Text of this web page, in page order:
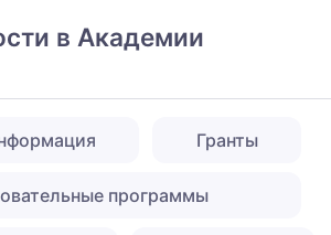
в Академии
Гранты
программы